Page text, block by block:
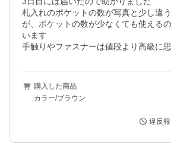
札入れのポケットの数が写真と少し違
が、ポケットの数が少なくても使える
います
手触りやファスナーは値段より高級に
購入した商品
カラー/ブラウン
違反